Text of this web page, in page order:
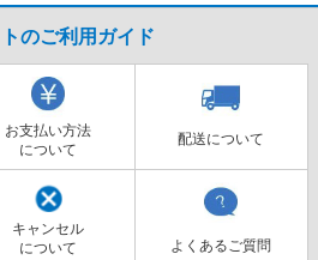
のご利用ガイド
お支払い方法
について
配送について
キャンセル
について
よくあるご質問